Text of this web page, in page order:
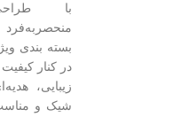
با
منحصربه‌فرد
بسته بندی
در کنار
زیبایی،
شیک و